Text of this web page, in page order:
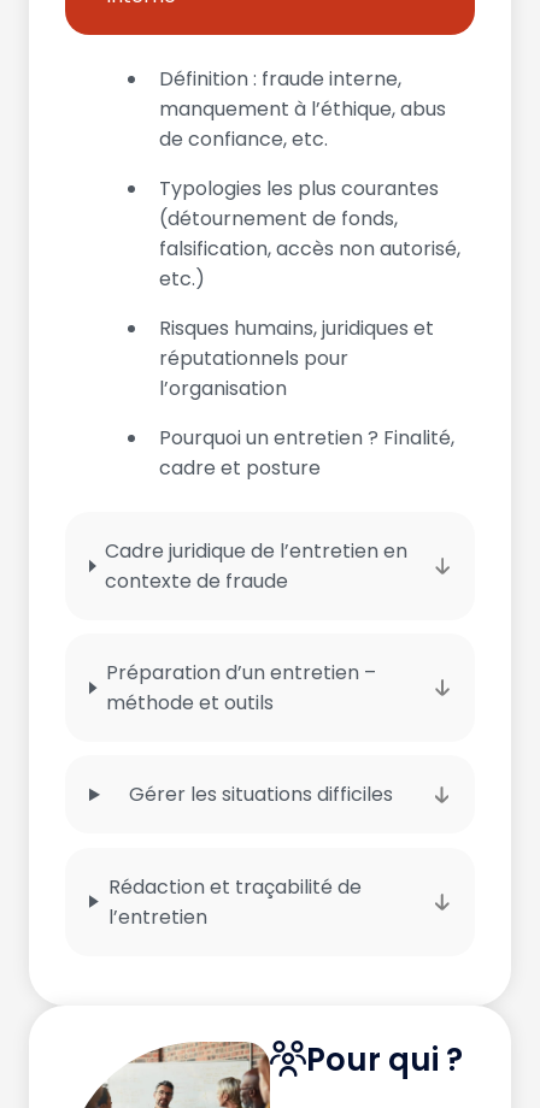
Définition : fraude interne,
manquement à l’éthique, abus
de confiance, etc.
Typologies les plus courantes
(détournement de fonds,
falsification, accès non autorisé,
etc.)
Risques humains, juridiques et
réputationnels pour
l’organisation
Pourquoi un entretien ? Finalité,
cadre et posture
Cadre juridique de l’entretien en
contexte de fraude
Préparation d’un entretien –
méthode et outils
Gérer les situations difficiles
Rédaction et traçabilité de
l’entretien
Pour qui ?